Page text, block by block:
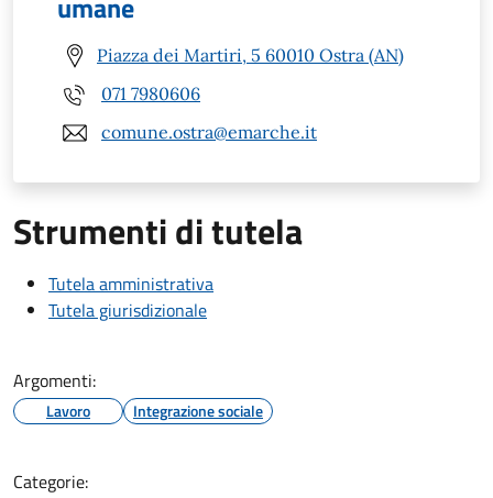
Piazza dei Martiri, 5 60010 Ostra (AN)
071 7980606
comune.ostra@emarche.it
Strumenti di tutela
Tutela amministrativa
Tutela giurisdizionale
Argomenti:
Lavoro Integrazione sociale
Categorie: